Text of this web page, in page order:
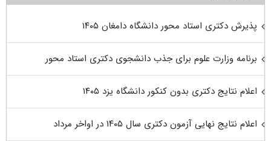
پذیرش دکتری استاد محور دانشگاه دامغان ۱۴۰۵
برنامه وزارت علوم برای جذب دانشجوی دکتری استاد محور
اعلام نتایج دکتری بدون کنکور دانشگاه یزد ۱۴۰۵
اعلام نتایج نهایی آزمون دکتری سال ۱۴۰۵ در اواخر مرداد